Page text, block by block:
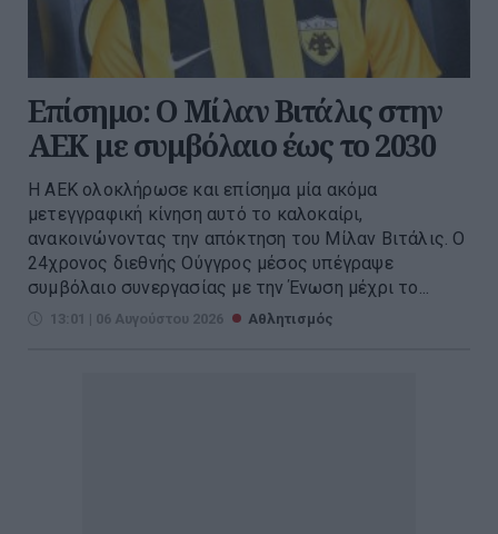
Επίσημο: Ο Μίλαν Βιτάλις στην
ΑΕΚ με συμβόλαιο έως το 2030
Η ΑΕΚ ολοκλήρωσε και επίσημα μία ακόμα
μετεγγραφική κίνηση αυτό το καλοκαίρι,
ανακοινώνοντας την απόκτηση του Μίλαν Βιτάλις. Ο
24χρονος διεθνής Ούγγρος μέσος υπέγραψε
συμβόλαιο συνεργασίας με την Ένωση μέχρι το...
13:01 | 06 Αυγούστου 2026 Αθλητισμός